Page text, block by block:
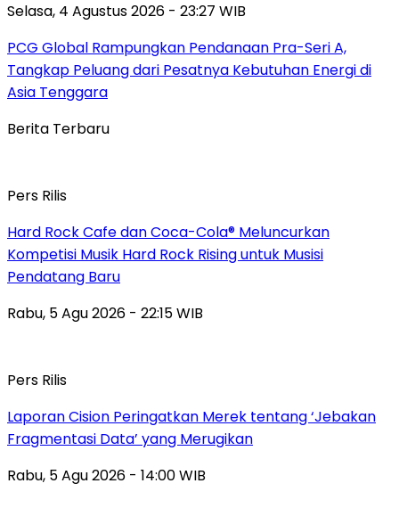
Selasa, 4 Agustus 2026 - 23:27 WIB
PCG Global Rampungkan Pendanaan Pra-Seri A,
Tangkap Peluang dari Pesatnya Kebutuhan Energi di
Asia Tenggara
Berita Terbaru
Pers Rilis
Hard Rock Cafe dan Coca-Cola® Meluncurkan
Kompetisi Musik Hard Rock Rising untuk Musisi
Pendatang Baru
Rabu, 5 Agu 2026 - 22:15 WIB
Pers Rilis
Laporan Cision Peringatkan Merek tentang ‘Jebakan
Fragmentasi Data’ yang Merugikan
Rabu, 5 Agu 2026 - 14:00 WIB